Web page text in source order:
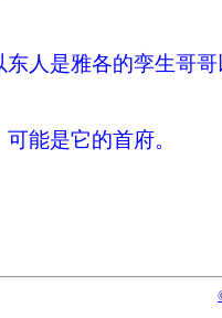
人是雅各的孪生哥
能是它的首府。